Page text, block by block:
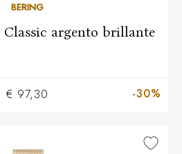
BERING
argento brillante
€ 97,30 -30%